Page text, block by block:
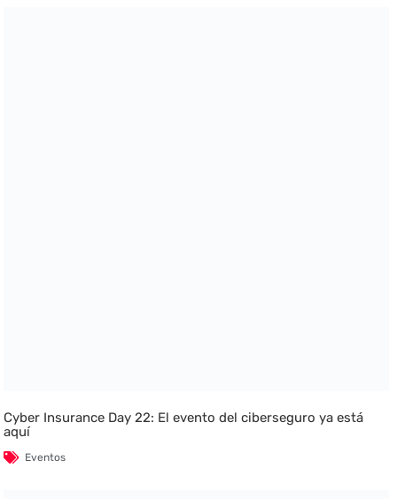
Cyber Insurance Day 22: El evento del ciberseguro ya está
aquí
Eventos